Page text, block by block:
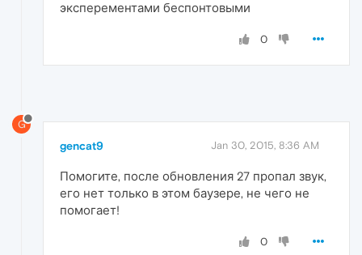
эксперементами беспонтовыми
0
G
gencat9 Jan 30, 2015, 8:36 AM
Помогите, после обновления 27 пропал звук,
его нет только в этом баузере, не чего не
помогает!
0